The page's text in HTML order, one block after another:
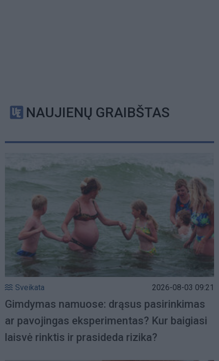
NAUJIENŲ GRAIBŠTAS
Sveikata 2026-08-03 09:21
Gimdymas namuose: drąsus pasirinkimas
ar pavojingas eksperimentas? Kur baigiasi
laisvė rinktis ir prasideda rizika?